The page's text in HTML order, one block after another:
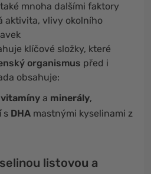
mnoha dalšími faktory
aktivita, vlivy okolního
klíčové složky, které
organismus před i
obsahuje:
vitamíny a minerály,
s DHA mastnými kyselinami z
listovou a